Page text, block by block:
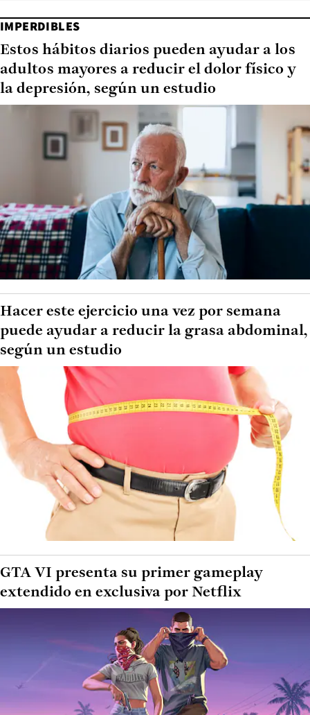
IMPERDIBLES
Estos hábitos diarios pueden ayudar a los
adultos mayores a reducir el dolor físico y
la depresión, según un estudio
Hacer este ejercicio una vez por semana
puede ayudar a reducir la grasa abdominal,
según un estudio
GTA VI presenta su primer gameplay
extendido en exclusiva por Netflix